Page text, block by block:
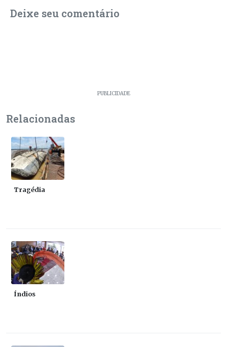
Deixe seu comentário
PUBLICIDADE
Relacionadas
Tragédia
Índios